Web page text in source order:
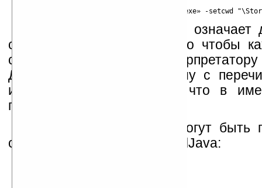
В данном примере, 255 означает
самом деле она короче, но чтобы
символов, указываем
Далее вызываем программу с
используются из-за того, что в
пробелы.
Ряд ключей, которые могут
ссылки для запуска PersonalJava: